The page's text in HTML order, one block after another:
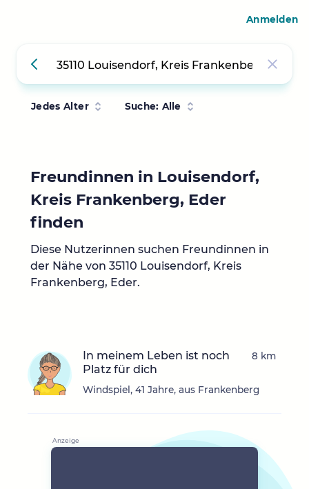
Jedes Alter Suche: Alle
Freundinnen in Louisendorf,
Kreis Frankenberg, Eder
finden
Diese Nutzerinnen suchen Freundinnen in
der Nähe von 35110 Louisendorf, Kreis
Frankenberg, Eder.
In meinem Leben ist noch
Platz für dich
Windspiel, 41 Jahre, aus Frankenberg
8 km
Anmelden